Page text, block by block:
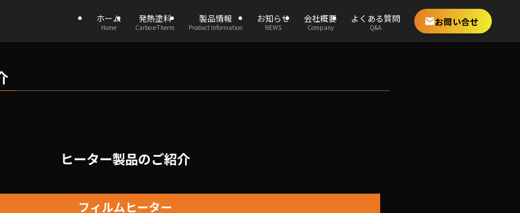
ホーム
Home
発熱塗料
Carbo e-Therm
製品情報
Product Information
お知らせ
NEWS
会社概要
Company
よくある質問
Q&A お問い合せ
ヒーター製品のご紹介
フィルムヒーター